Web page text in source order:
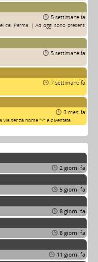
5 settimane fa
cai Parma. | Ad oggi sono presenti
5 settimane fa
7 settimane fa
3 mesi fa
via senza nome "?" è diventata...
2 giorni fa
5 giorni fa
8 giorni fa
8 giorni fa
11 giorni fa